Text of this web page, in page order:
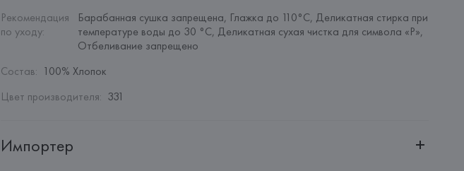
Рекомендация
по уходу:
Барабанная сушка запрещена, Глажка до 110°C, Деликатная стирка при
температуре воды до 30 °C, Деликатная сухая чистка для символа «P»,
Отбеливание запрещено
Состав: 100% Хлопок
Цвет производителя: 331
Импортер